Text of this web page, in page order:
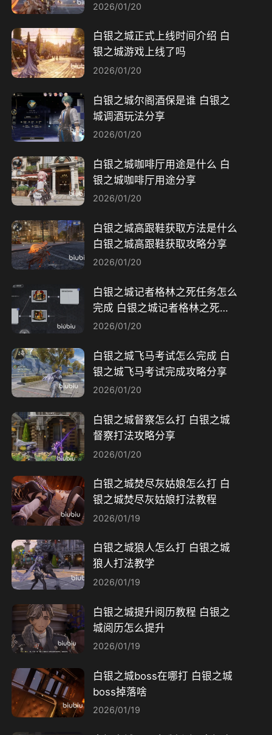
2026/01/20
白银之城正式上线时间介绍 白
银之城游戏上线了吗
2026/01/20
白银之城尔阁酒保是谁 白银之
城调酒玩法分享
2026/01/20
白银之城咖啡厅用途是什么 白
银之城咖啡厅用途分享
2026/01/20
白银之城高跟鞋获取方法是什么
白银之城高跟鞋获取攻略分享
2026/01/20
白银之城记者格林之死任务怎么
完成 白银之城记者格林之死任
务流程一览
2026/01/20
白银之城飞马考试怎么完成 白
银之城飞马考试完成攻略分享
2026/01/20
白银之城督察怎么打 白银之城
督察打法攻略分享
2026/01/20
白银之城焚尽灰姑娘怎么打 白
银之城焚尽灰姑娘打法教程
2026/01/19
白银之城狼人怎么打 白银之城
狼人打法教学
2026/01/19
白银之城提升阅历教程 白银之
城阅历怎么提升
2026/01/19
白银之城boss在哪打 白银之城
boss掉落啥
2026/01/19